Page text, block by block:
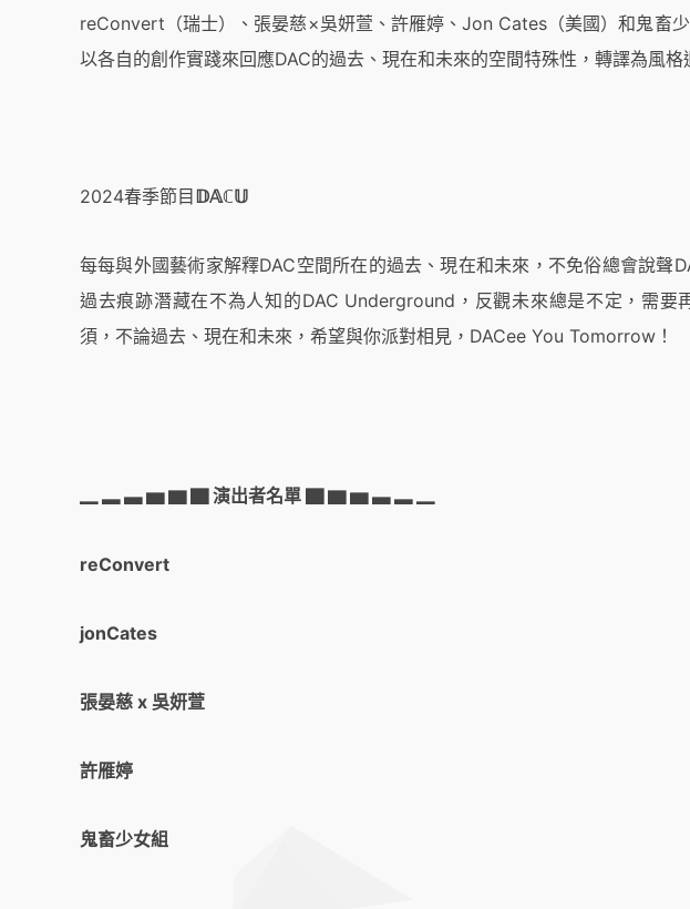
reConvert（瑞士）、張晏慈×吳妍萱、許雁婷、Jon Cates（美國）和鬼畜
以各自的創作實踐來回應DAC的過去、現在和未來的空間特殊性，轉譯為風格
2024春季節目 𝔻𝔸ℂ𝕌
每每與外國藝術家解釋DAC空間所在的過去、現在和未來，不免俗總會說聲
過去痕跡潛藏在不為人知的DAC Underground，反觀未來總是不定，需要
須，不論過去、現在和未來，希望與你派對相見，DACee You Tomorrow！
▁ ▂ ▃ ▅ ▆ ▇ 演出者名單 ▇ ▆ ▅ ▃ ▂ ▁
reConvert
jonCates
張晏慈 x 吳妍萱
許雁婷
鬼畜少女組